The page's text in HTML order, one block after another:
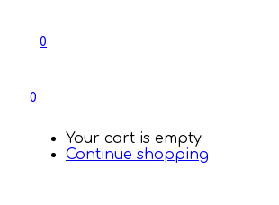
0
0
Your cart is empty
Continue shopping